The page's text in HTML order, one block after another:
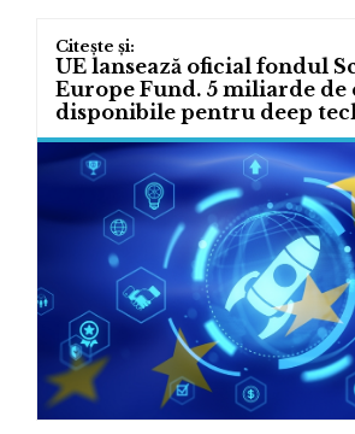
UE lansează oficial fondul
Europe Fund. 5 miliarde de
disponibile pentru deep